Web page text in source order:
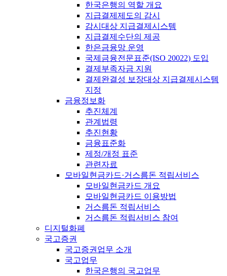
한국은행의 역할 개요
지급결제제도의 감시
감시대상 지급결제시스템
지급결제수단의 제공
한은금융망 운영
국제금융전문표준(ISO 20022) 도입
결제부족자금 지원
결제완결성 보장대상 지급결제시스템
지정
금융정보화
추진체계
관계법령
추진현황
금융표준화
제정/개정 표준
관련자료
모바일현금카드·거스름돈 적립서비스
모바일현금카드 개요
모바일현금카드 이용방법
거스름돈 적립서비스
거스름돈 적립서비스 참여
디지털화폐
국고증권
국고증권업무 소개
국고업무
한국은행의 국고업무